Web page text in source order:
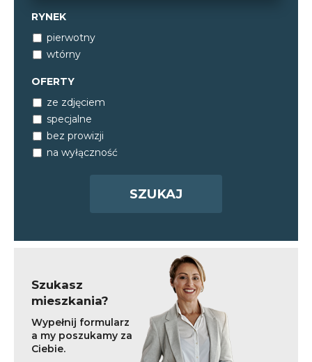
RYNEK
pierwotny
wtórny
OFERTY
ze zdjęciem
specjalne
bez prowizji
na wyłączność
Szukasz
mieszkania?
Wypełnij formularz
a my poszukamy za
Ciebie.